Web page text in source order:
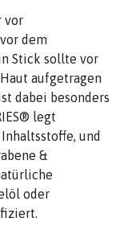
vor
dem
Stick sollte vor
aufgetragen
dabei besonders
legt
und
&
oder